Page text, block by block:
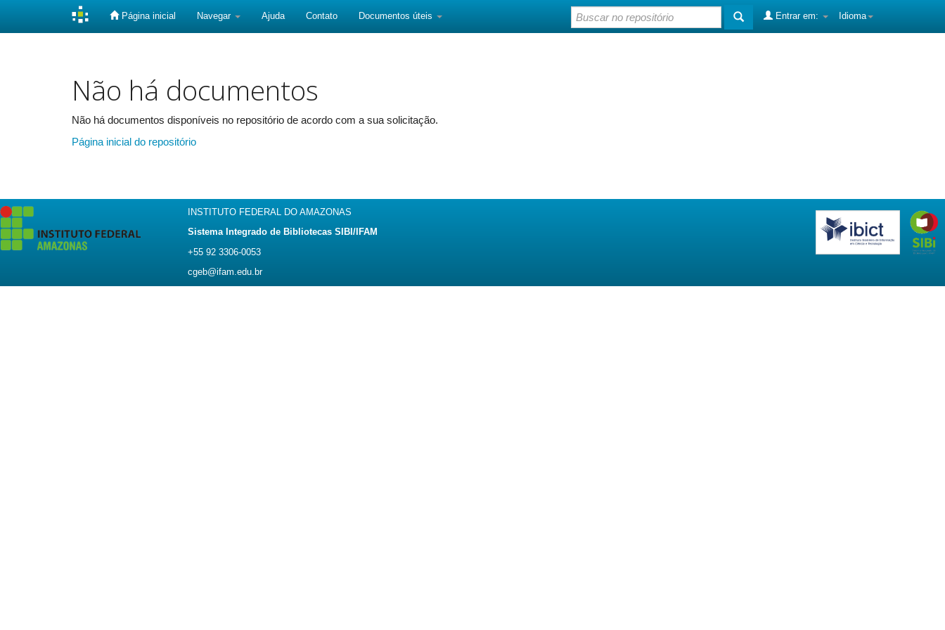
Página inicial Navegar Ajuda Contato Documentos úteis Idioma
Entrar em:
Não há documentos
Não há documentos disponíveis no repositório de acordo com a sua solicitação.
Página inicial do repositório
INSTITUTO FEDERAL DO AMAZONAS
Sistema Integrado de Bibliotecas SIBI/IFAM
+55 92 3306-0053
cgeb@ifam.edu.br